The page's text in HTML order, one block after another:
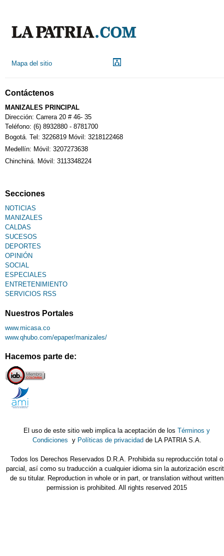
Calendario Tributario
Sudoku
Mapa del sitio
Contáctenos
MANIZALES PRINCIPAL
Dirección: Carrera 20 # 46- 35
Teléfono: (6) 8932880 - 8781700
Bogotá. Tel: 3226819 Móvil: 3218122468
Medellín: Móvil: 3207273638
Chinchiná. Móvil: 3113348224
Secciones
NOTICIAS
MANIZALES
CALDAS
SUCESOS
DEPORTES
OPINIÓN
SOCIAL
ESPECIALES
ENTRETENIMIENTO
SERVICIOS RSS
Nuestros Portales
www.micasa.co
www.qhubo.com/epaper/manizales/
Hacemos parte de:
El uso de este sitio web implica la aceptación de losTérminos y
Condiciones y Políticas de privacidad de LA PATRIA S.A.
Todos los Derechos Reservados D.R.A. Prohibida su reproducción total o
parcial, así como su traducción a cualquier idioma sin la autorización
de su titular. Reproduction in whole or in part, or translation without written
permission is prohibited. All rights reserved 2015